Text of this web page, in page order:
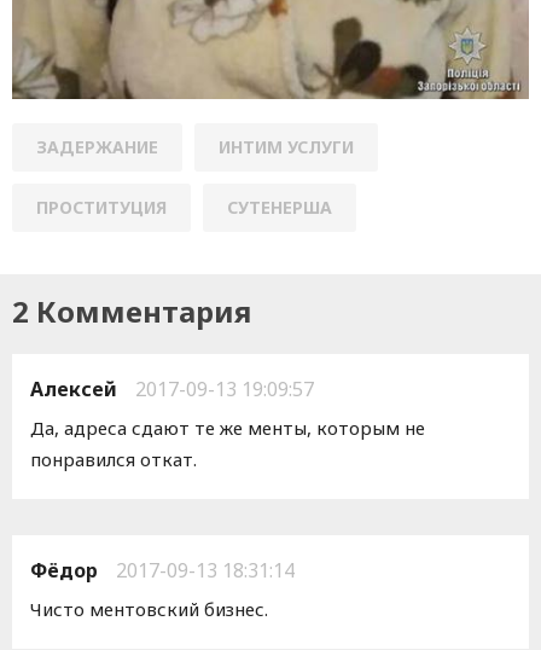
ЗАДЕРЖАНИЕ ИНТИМ УСЛУГИ
ПРОСТИТУЦИЯ СУТЕНЕРША
2 Комментария
Алексей 2017-09-13 19:09:57
Да, адреса сдают те же менты, которым не
понравился откат.
Фёдор 2017-09-13 18:31:14
Чисто ментовский бизнес.